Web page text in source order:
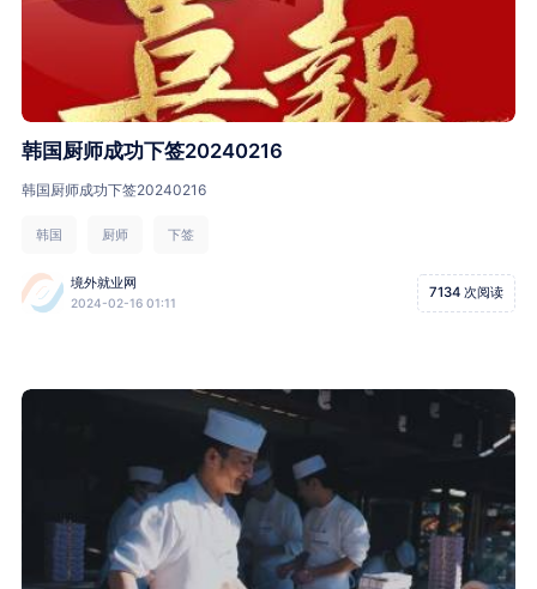
韩国厨师成功下签20240216
韩国厨师成功下签20240216
韩国 厨师 下签
境外就业网
2024-02-16 01:11
7134 次阅读